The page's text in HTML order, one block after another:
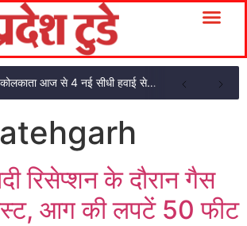
भोपाल-रीवा, पटना और कोलकाता आज से 4 नई सीधी हवाई सेवाएं: CM मोहन यादव ने दिखाई हरी झंडी
रिसेप्शन के दौरान गैस
आग की लपटें 50 फीट